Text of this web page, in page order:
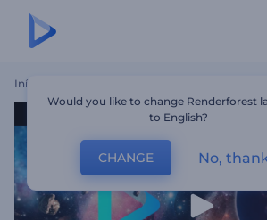
Início Apresentação De Logo -
Would you like to change Renderforest
to English?
CHANGE No,